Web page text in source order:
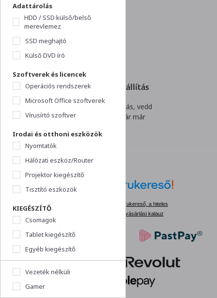
Adattárolás
HDD / SSD külső/belső
merevlemez
SSD meghajtó
Külső DVD író
Szoftverek és licencek
Operációs rendszerek
Microsoft Office szoftverek
Vírusírtó szoftver
Irodai és otthoni eszközök
Nyomtatók
Hálózati eszköz/Router
Projektor kiegészítő
Tisztító eszközök
KIEGÉSZÍTŐ
Csomagok
Tablet kiegészítő
Egyéb kiegészítő
Vezeték nélküli
Gamer
Akár 1 napos szállítás
Villámgyors kiszállítás, vedd
át rendelésed akár már
Árukereső, a hiteles
vásárlási kalauz